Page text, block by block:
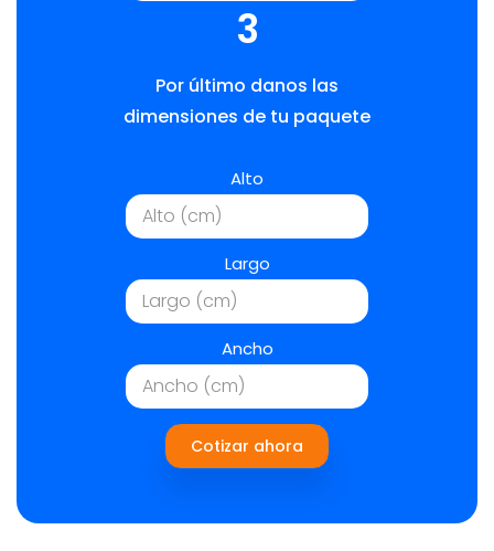
3
Por último danos las
dimensiones de tu paquete
Alto
Largo
Ancho
Cotizar ahora